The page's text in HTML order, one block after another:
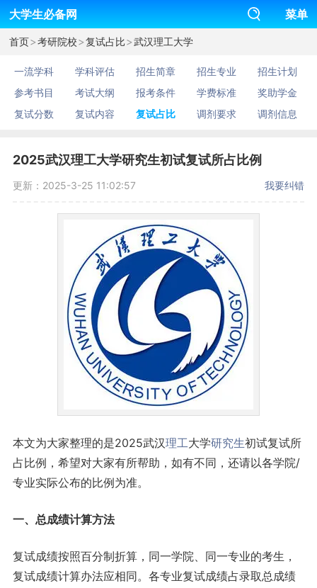
大学生必备网 菜单
首页>考研院校>复试占比>武汉理工大学
一流学科 学科评估 招生简章 招生专业
招生计划
参考书目
考试大纲 报考条件 学费标准
奖助学金
复试分数
复试内容 复试占比 调剂要求 调剂信息
2025武汉理工大学研究生初试复试所占比例
更新：2025-3-25 11:02:57 我要纠错
本文为大家整理的是2025武汉理工大学研究生初试复试所
占比例，希望对大家有所帮助，如有不同，还请以各学院/
专业实际公布的比例为准。
一、总成绩计算方法
复试成绩按照百分制折算，同一学院、同一专业的考生，
复试成绩计算办法应相同。各专业复试成绩占录取总成绩